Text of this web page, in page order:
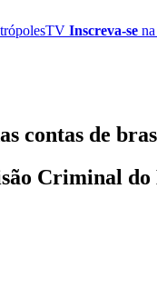
Inscreva-se
contas de
Criminal